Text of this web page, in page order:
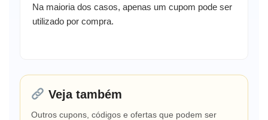
Na maioria dos casos, apenas um cupom pode ser
utilizado por compra.
Veja também
Outros cupons, códigos e ofertas que podem ser